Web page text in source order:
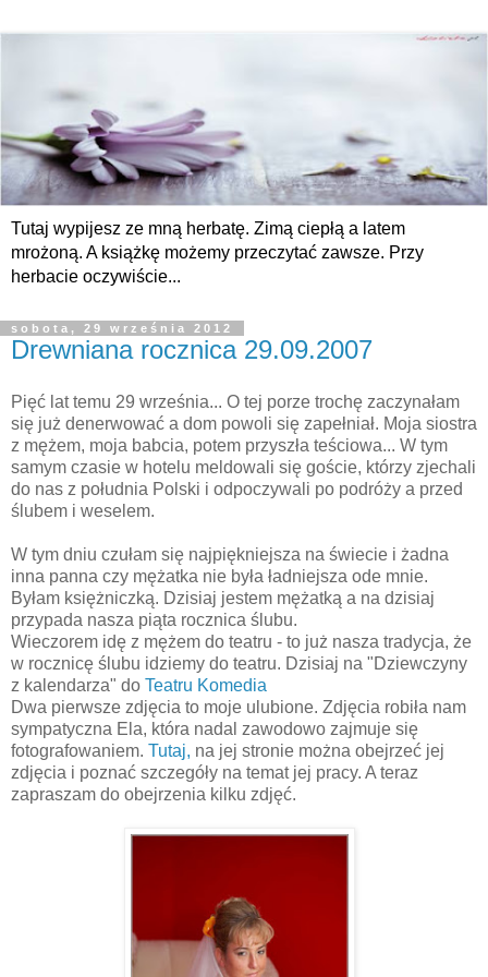
Tutaj wypijesz ze mną herbatę. Zimą ciepłą a latem
mrożoną. A książkę możemy przeczytać zawsze. Przy
herbacie oczywiście...
sobota, 29 września 2012
Drewniana rocznica 29.09.2007
Pięć lat temu 29 września... O tej porze trochę zaczynałam
się już denerwować a dom powoli się zapełniał. Moja siostra
z mężem, moja babcia, potem przyszła teściowa... W tym
samym czasie w hotelu meldowali się goście, którzy zjechali
do nas z południa Polski i odpoczywali po podróży a przed
ślubem i weselem.
W tym dniu czułam się najpiękniejsza na świecie i żadna
inna panna czy mężatka nie była ładniejsza ode mnie.
Byłam księżniczką. Dzisiaj jestem mężatką a na dzisiaj
przypada nasza piąta rocznica ślubu.
Wieczorem idę z mężem do teatru - to już nasza tradycja, że
w rocznicę ślubu idziemy do teatru. Dzisiaj na "Dziewczyny
z kalendarza" do Teatru Komedia
Dwa pierwsze zdjęcia to moje ulubione. Zdjęcia robiła nam
sympatyczna Ela, która nadal zawodowo zajmuje się
fotografowaniem. Tutaj, na jej stronie można obejrzeć jej
zdjęcia i poznać szczegóły na temat jej pracy. A teraz
zapraszam do obejrzenia kilku zdjęć.